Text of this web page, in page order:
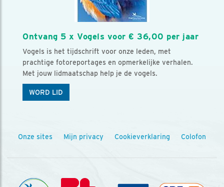
Ontvang 5 x Vogels voor € 36,00 per jaar
Vogels is het tijdschrift voor onze leden, met
prachtige fotoreportages en opmerkelijke verhalen.
Met jouw lidmaatschap help je de vogels.
WORD LID
Onze sites Mijn privacy Cookieverklaring Colofon